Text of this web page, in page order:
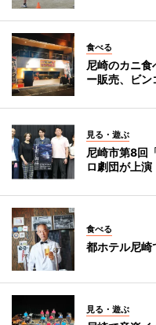
食べる
尼崎のカニ
ー販売、ビン
見る・遊ぶ
尼崎市第8回
ロ劇団が上演
食べる
都ホテル尼崎
見る・遊ぶ